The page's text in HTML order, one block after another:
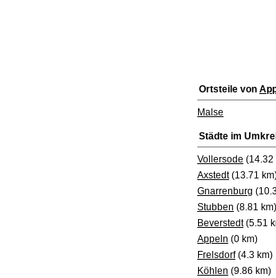
Ortsteile von
Malse
Städte im
Vollersode (14.32
Axstedt(13.71
Gnarrenburg
Stubben (8.81 km)
Beverstedt(5.51
Appeln (0 km)
Frelsdorf(4.3 km)
Köhlen (9.86 km)